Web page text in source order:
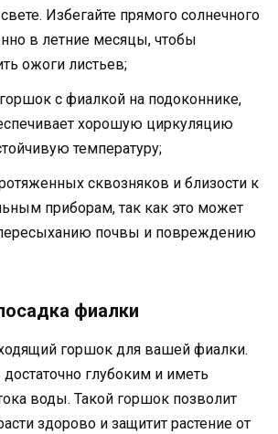
Избегайте прямого солнечного
в летние месяцы, чтобы
ожоги листьев;
с фиалкой на подоконнике,
хорошую циркуляцию
температуру;
сквозняков и близости к
приборам, так как это может
почвы и повреждению
фиалки
горшок для вашей фиалки.
глубоким и иметь
воды. Такой горшок позволит
здорово и защитит растение от